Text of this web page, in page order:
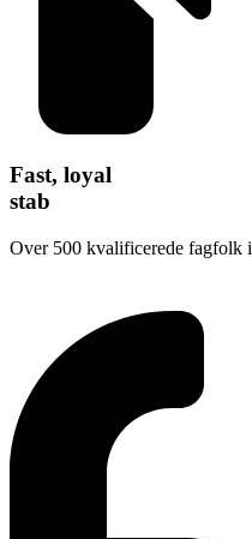
Fast, loyal
stab
Over 500 kvalificerede fagfolk